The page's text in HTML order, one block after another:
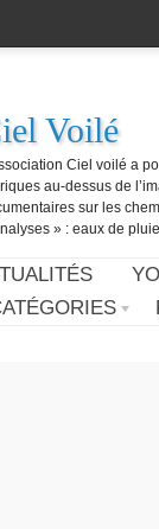
Voilé
Ciel voilé a
au-dessus de
sur les
» : eaux de